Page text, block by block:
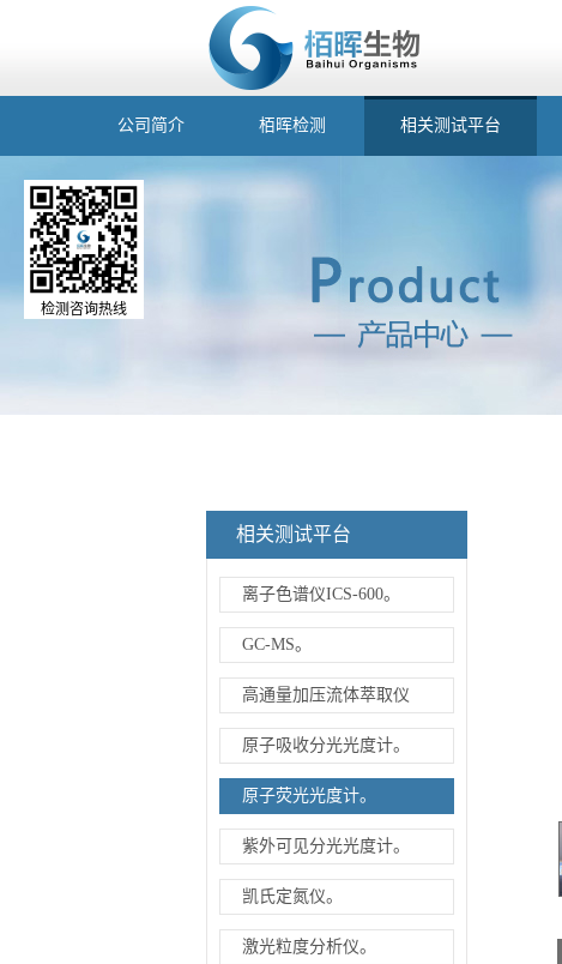
公司简介 栢晖检测 相关测试平台
相关测试平台
离子色谱仪ICS-600。
GC-MS。
高通量加压流体萃取仪
原子吸收分光光度计。
原子荧光光度计。
紫外可见分光光度计。
凯氏定氮仪。
激光粒度分析仪。
检测咨询热线